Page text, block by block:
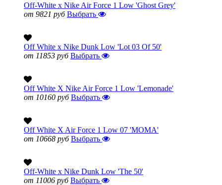
Off-White x Nike Air Force 1 Low 'Ghost Grey'
от 9821 руб Выбрать
Off White x Nike Dunk Low 'Lot 03 Of 50'
от 11853 руб Выбрать
Off White X Nike Air Force 1 Low 'Lemonade'
от 10160 руб Выбрать
Off White X Air Force 1 Low 07 'MOMA'
от 10668 руб Выбрать
Off-White x Nike Dunk Low 'The 50'
от 11006 руб Выбрать